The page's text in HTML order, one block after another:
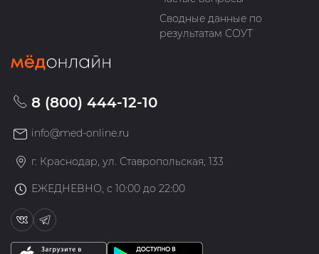
Сводные данные по
результатам СОУТ
8 (800) 444-12-10
info@med-online.ru
г. Краснодар, ул. Ставропольская, 133
ЕЖЕДНЕВНО, с 10:00 до 22:00